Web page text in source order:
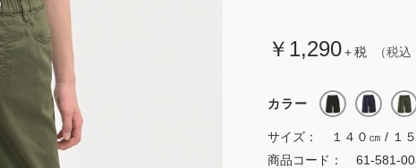
￥1,290＋税 （税
カラー
サイズ：
１４０㎝ / １
商品コード：
61-581-